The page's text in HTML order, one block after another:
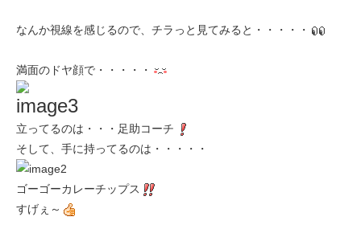
なんか視線を感じるので、チラっと見てみると・・・・・
満面のドヤ顔で・・・・・
立ってるのは・・・足助コーチ
そして、手に持ってるのは・・・・・
ゴーゴーカレーチップス
すげぇ～